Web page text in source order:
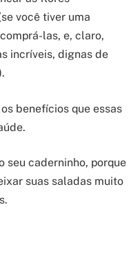
você tiver uma
las, e, claro,
incríveis, dignas de
benefícios que essas
seu caderninho, porque
suas saladas muito